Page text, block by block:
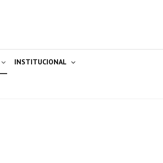
INSTITUCIONAL